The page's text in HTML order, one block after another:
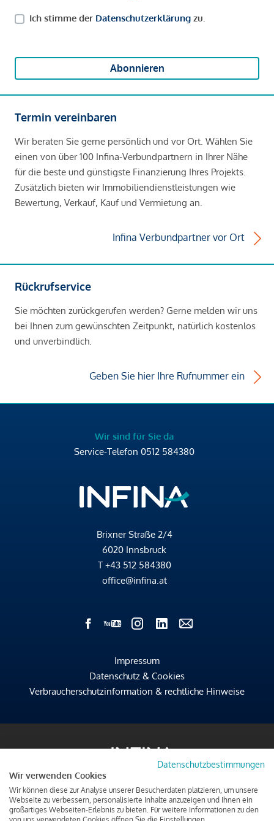
Ich stimme der Datenschutzerklärung zu.
Abonnieren
Termin vereinbaren
Wir beraten Sie gerne persönlich und vor Ort. Wählen Sie
einen von über 100 Infina-Verbundpartnern in Ihrer Nähe
für die beste und günstigste Finanzierung Ihres Projekts.
Zusätzlich bieten wir Immobiliendienstleistungen wie
Bewertung, Verkauf, Kauf und Vermietung an.
Infina Verbundpartner vor Ort
Rückrufservice
Sie möchten zurückgerufen werden? Gerne melden wir uns
bei Ihnen zum gewünschten Zeitpunkt, natürlich kostenlos
und unverbindlich.
Geben Sie hier Ihre Rufnummer ein
Wir sind für Sie da
Service-Telefon 0512 584380
Brixner Straße 2/4
6020 Innsbruck
T +43 512 584380
office@infina.at
Impressum
Datenschutz & Cookies
Verbraucherschutzinformation & rechtliche Hinweise
Datenschutzbestimmungen
Wir verwenden Cookies
Wir können diese zur Analyse unserer Besucherdaten platzieren, um unsere
Webseite zu verbessern, personalisierte Inhalte anzuzeigen und Ihnen ein
großartiges Webseiten-Erlebnis zu bieten. Für weitere Informationen zu den